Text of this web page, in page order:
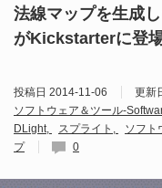
法線マップを生成
がKickstarterに登
投稿日 2014-11-06 更新
ソフトウェア＆ツール-
DLight
スプライト ソフト
プ
0